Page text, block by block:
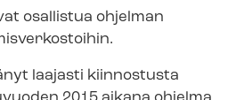
osallistua ohjelman
laajasti kiinnostusta